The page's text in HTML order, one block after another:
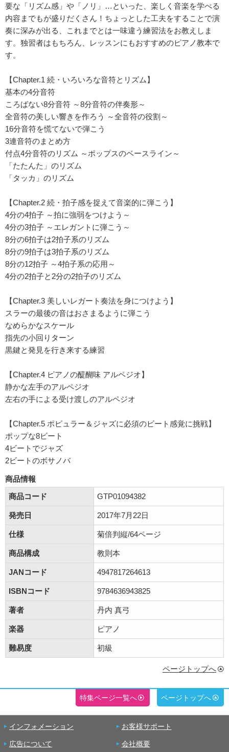
要な「リズム感」や「ノリ」…といった、楽しく音楽を学べる
内容までもが盛りだくさん！ちょっとした工夫をすることで演
奏に深みが出る、これまでとは一味違う練習法をお教えしま
す。独習者はもちろん、レッスンにもおすすめのピアノ教本で
す。
【Chapter.1 続・いろいろな音符とリズム】
基本の4分音符
ころばない8分音符 ～8分音符の伴奏形～
全音符の美しい響きを作ろう ～全音符の役割～
16分音符を慌てないで弾こう
3連音符のまとめ方
付点4分音符のリズム ～ポップスのベースライン～
「たたんた」のリズム
「タッカ」のリズム
【Chapter.2 続・拍子感を捉えて音楽的に弾こう】
4分の4拍子 ～拍に強弱をつけよう～
4分の3拍子 ～エレガントに弾こう～
8分の6拍子は2拍子系のリズム
8分の9拍子は3拍子系のリズム
8分の12拍子 ～4拍子系の応用～
4分の2拍子と2分の2拍子のリズム
【Chapter.3 美しいレガート奏法を身につけよう】
スラーの最後の音はおさまるように弾こう
なめらかなスケール
指先の小回りターン
黒鍵と発見を行き来する練習
【Chapter.4 ピアノの醍醐味 アルペジオ】
静かな左手のアルペジオ
左右の手による受け渡しのアルペジオ
【Chapter.5 ポピュラー＆ジャズに必須のビート感覚に挑戦】
ポップな8ビート
4ビートでジャズ
2ビートのボサノバ
商品情報
商品コード
GTP01094382
発売日 2017年7月22日
仕様 菊倍判縦/64ページ
商品構成 教則本
JANコード 4947817264613
ISBNコード 9784636943825
著者 丹内 真弓
楽器 ピアノ
難易度 初級
ページトップへ
特集ページ一覧へ ページトップへ
インフォメーション お客様サポート
広告について 会社概要